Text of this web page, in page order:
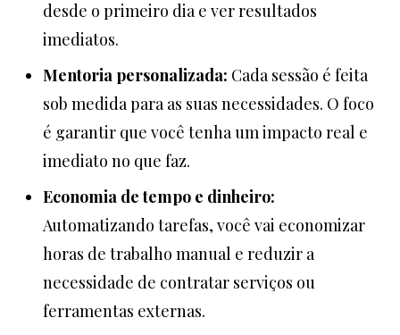
desde o primeiro dia e ver resultados
imediatos.
Mentoria personalizada: Cada sessão é feita
sob medida para as suas necessidades. O foco
é garantir que você tenha um impacto real e
imediato no que faz.
Economia de tempo e dinheiro:
Automatizando tarefas, você vai economizar
horas de trabalho manual e reduzir a
necessidade de contratar serviços ou
ferramentas externas.